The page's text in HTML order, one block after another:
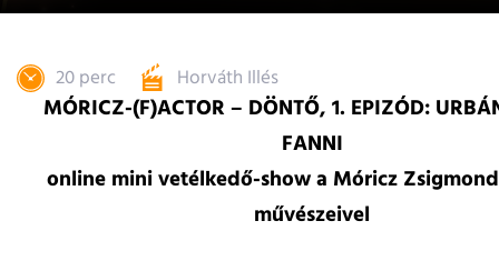
20 perc Horváth Illés
MÓRICZ-(F)ACTOR – DÖNTŐ, 1. EPIZÓD:
FANNI
online mini vetélkedő-show a Móricz
művészeivel